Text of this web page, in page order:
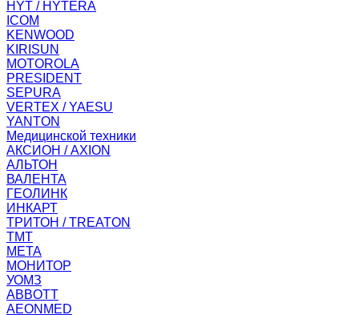
HYT / HYTERA
ICOM
KENWOOD
KIRISUN
MOTOROLA
PRESIDENT
SEPURA
VERTEX / YAESU
YANTON
Медицинской техники
АКСИОН / AXION
АЛЬТОН
ВАЛЕНТА
ГЕОЛИНК
ИНКАРТ
ТРИТОН / TREATON
ТМТ
МЕТА
МОНИТОР
УОМЗ
ABBOTT
AEONMED